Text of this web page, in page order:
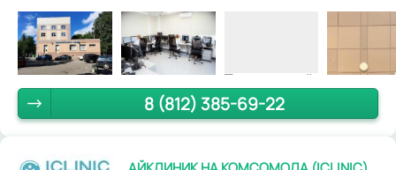
8 (812) 385-69-22